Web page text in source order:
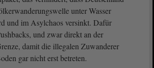
unter Wasser
und im Asylchaos versinkt. Dafür
und zwar direkt an der
damit die illegalen Zuwanderer
gar nicht erst betreten.